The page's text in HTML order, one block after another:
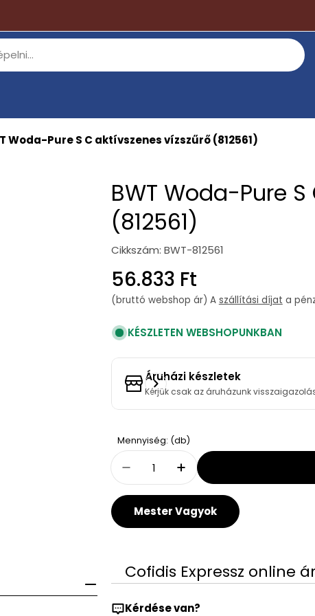
Woda-Pure S C aktívszenes vízszűrő (812561)
BWT Woda-Pure
(812561)
Cikkszám: BWT-812561
Regular
price
56.833 Ft
(bruttó webshop ár) A szállítási díjat a
KÉSZLETEN WEBSHOPUNKBAN
Áruházi készletek
Kérjük csak az áruházunk
Mennyiség: (db)
Decrease Quantity For BWT
Increase Quantity
Mester Vagyok
Cofidis Expressz online
Kérdése van?